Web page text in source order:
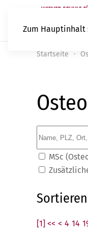
Zum Hauptinhalt
Startseite
MSc
[1] << < 4 14